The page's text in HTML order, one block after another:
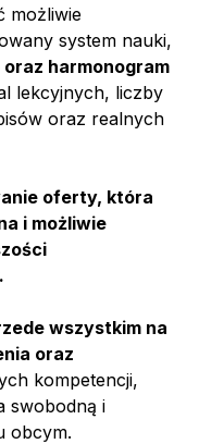
możliwie
system nauki,
harmonogram
lekcyjnych, liczby
oraz realnych
oferty, która
i możliwie
wszystkim na
oraz
kompetencji,
swobodną i
obcym.